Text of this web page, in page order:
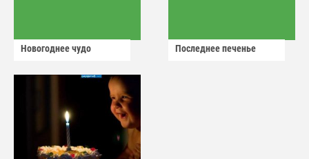
Новогоднее чудо Последнее печенье